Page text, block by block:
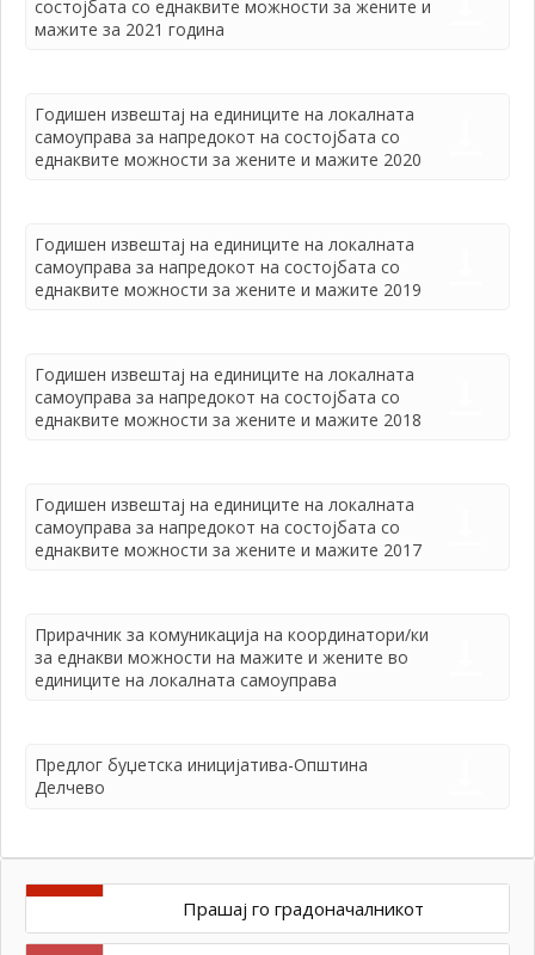
состојбата со еднаквите можности за жените и
мажите за 2021 година
Годишен извештај на единиците на локалната
самоуправа за напредокот на состојбата со
еднаквите можности за жените и мажите 2020
Годишен извештај на единиците на локалната
самоуправа за напредокот на состојбата со
еднаквите можности за жените и мажите 2019
Годишен извештај на единиците на локалната
самоуправа за напредокот на состојбата со
еднаквите можности за жените и мажите 2018
Годишен извештај на единиците на локалната
самоуправа за напредокот на состојбата со
еднаквите можности за жените и мажите 2017
Прирачник за комуникација на координатори/ки
за еднакви можности на мажите и жените во
единиците на локалната самоуправа
Предлог буџетска иницијатива-Општина
Делчево
Прашај го градоначалникот